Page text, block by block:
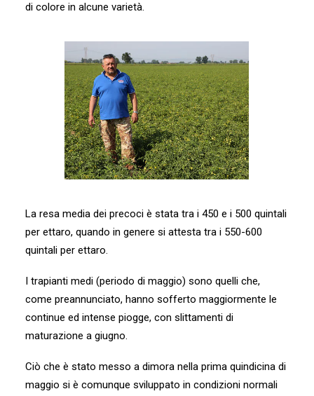
di colore in alcune varietà.
La resa media dei precoci è stata tra i 450 e i 500 quintali
per ettaro, quando in genere si attesta tra i 550-600
quintali per ettaro.
I trapianti medi (periodo di maggio) sono quelli che,
come preannunciato, hanno sofferto maggiormente le
continue ed intense piogge, con slittamenti di
maturazione a giugno.
Ciò che è stato messo a dimora nella prima quindicina di
maggio si è comunque sviluppato in condizioni normali